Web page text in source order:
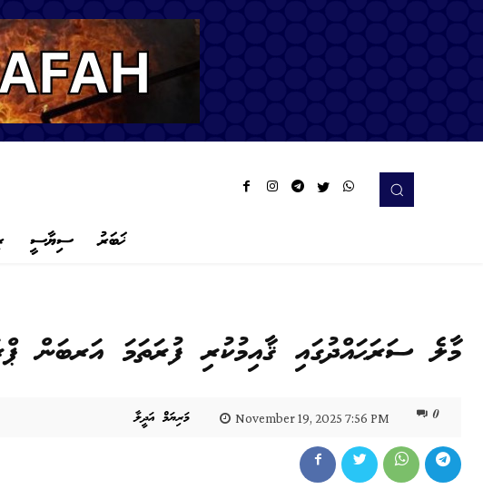
ސިޔާސީ ޚަބަރު
މާލެ ސަރަޙައްދުގައި ޤާއިމުކުރި ފުރަތަމަ އަރބަން
މަރިޔަމް އަދީލާ November 19, 2025 7:56 PM 0